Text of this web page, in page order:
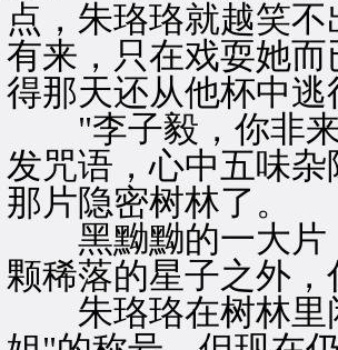
点，朱珞珞就越笑
有来，只在戏耍她
得那天还从他杯中
"李子毅，你非来
发咒语，心中五味
那片隐密树林了。
黑黝黝的一大片
颗稀落的星子之外
朱珞珞在树林里